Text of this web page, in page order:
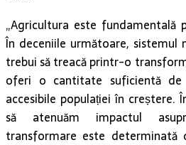
„Agricultura este fundamentală
În deceniile următoare, sistemul
trebui să treacă printr-o
oferi o cantitate suficientă de
accesibile populației în creștere.
să atenuăm impactul
transformare este determinată